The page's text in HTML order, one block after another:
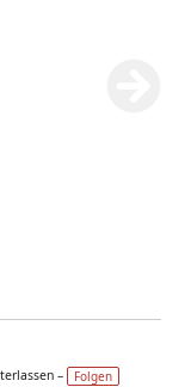
–
Folgen